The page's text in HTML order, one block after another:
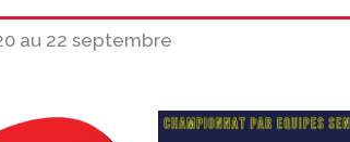
au 22 septembre